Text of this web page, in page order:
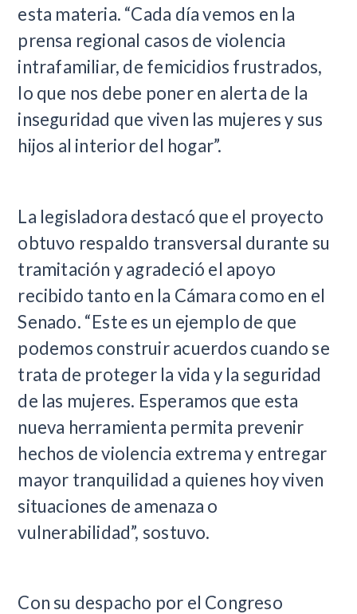
esta materia. “Cada día vemos en la
prensa regional casos de violencia
intrafamiliar, de femicidios frustrados,
lo que nos debe poner en alerta de la
inseguridad que viven las mujeres y sus
hijos al interior del hogar”.
La legisladora destacó que el proyecto
obtuvo respaldo transversal durante su
tramitación y agradeció el apoyo
recibido tanto en la Cámara como en el
Senado. “Este es un ejemplo de que
podemos construir acuerdos cuando se
trata de proteger la vida y la seguridad
de las mujeres. Esperamos que esta
nueva herramienta permita prevenir
hechos de violencia extrema y entregar
mayor tranquilidad a quienes hoy viven
situaciones de amenaza o
vulnerabilidad”, sostuvo.
Con su despacho por el Congreso